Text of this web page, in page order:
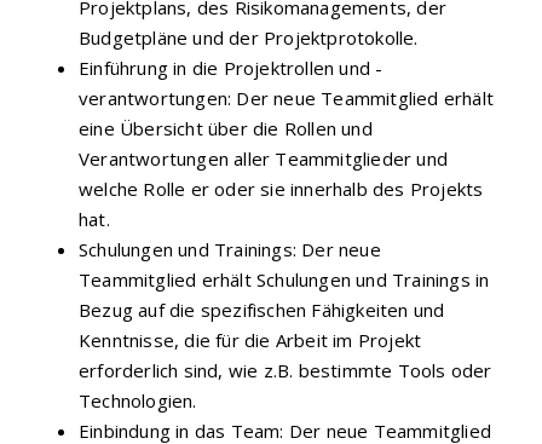
Projektplans, des Risikomanagements, der
Budgetpläne und der Projektprotokolle.
Einführung in die Projektrollen und -
verantwortungen: Der neue Teammitglied erhält
eine Übersicht über die Rollen und
Verantwortungen aller Teammitglieder und
welche Rolle er oder sie innerhalb des Projekts
hat.
Schulungen und Trainings: Der neue
Teammitglied erhält Schulungen und Trainings in
Bezug auf die spezifischen Fähigkeiten und
Kenntnisse, die für die Arbeit im Projekt
erforderlich sind, wie z.B. bestimmte Tools oder
Technologien.
Einbindung in das Team: Der neue Teammitglied